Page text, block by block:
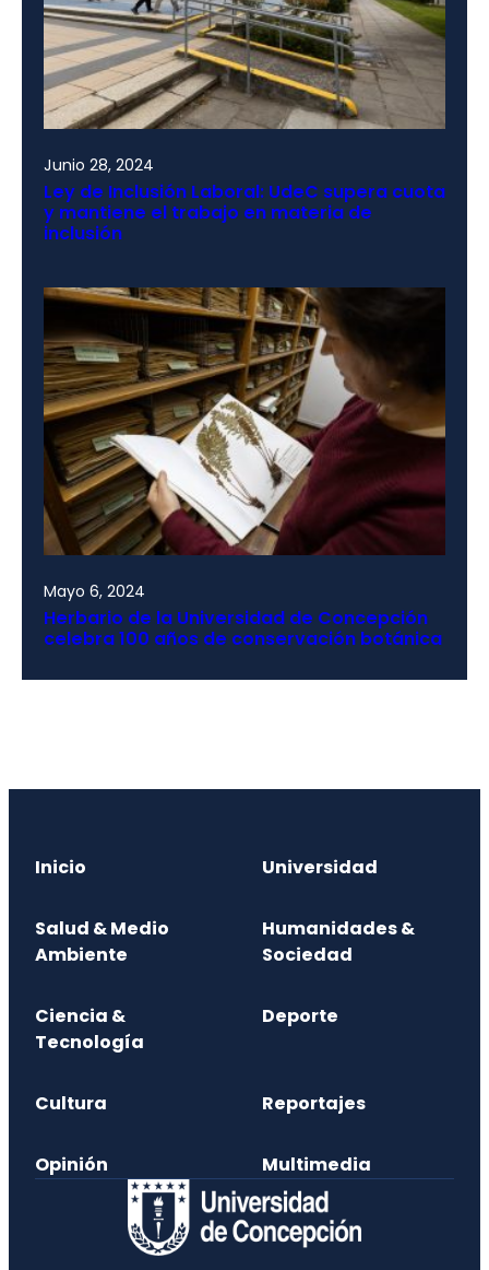
Junio 28, 2024
Ley de Inclusión Laboral: UdeC supera cuota
y mantiene el trabajo en materia de
inclusión
Mayo 6, 2024
Herbario de la Universidad de Concepción
celebra 100 años de conservación botánica
Inicio Universidad
Salud & Medio
Ambiente
Humanidades &
Sociedad
Ciencia &
Tecnología
Deporte
Cultura Reportajes
Opinión Multimedia